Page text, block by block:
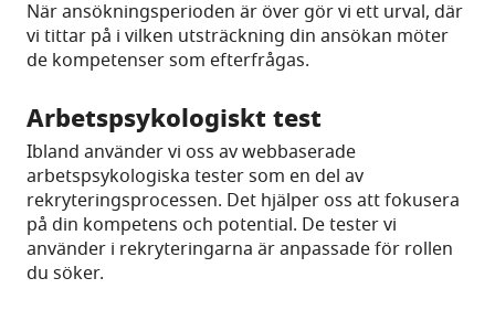
När ansökningsperioden är över gör vi ett urval, där
vi tittar på i vilken utsträckning din ansökan möter
de kompetenser som efterfrågas.
Arbetspsykologiskt test
Ibland använder vi oss av webbaserade
arbetspsykologiska tester som en del av
rekryteringsprocessen. Det hjälper oss att fokusera
på din kompetens och potential. De tester vi
använder i rekryteringarna är anpassade för rollen
du söker.